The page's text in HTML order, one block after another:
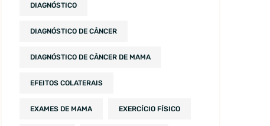
DIAGNÓSTICO
DIAGNÓSTICO DE CÂNCER
DIAGNÓSTICO DE CÂNCER DE MAMA
EFEITOS COLATERAIS
EXAMES DE MAMA EXERCÍCIO FÍSICO